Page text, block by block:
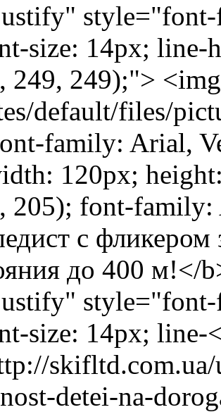
size: 14px; line-
249, 249);">
default/files/
family: Arial,
120px;
205); font-
с фликером
до 400 м!</
size: 14px; line-
detei-na-